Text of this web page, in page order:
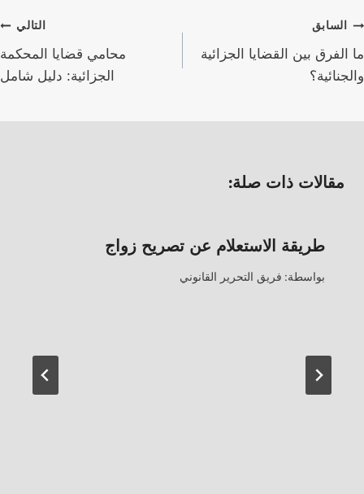
تصفّح
المقالات
السابق
ما الفرق بين القضايا الجزائية
والجنائية؟
التالي
محامي قضايا المحكمة
الجزائية: دليل شامل
مقالات ذات صلة:
طريقة الاستعلام عن تصريح زواج
بواسطة: فريق التحرير القانوني